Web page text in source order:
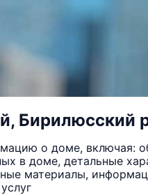
Бирилюсский
о доме, включая:
в доме, детальные
материалы,